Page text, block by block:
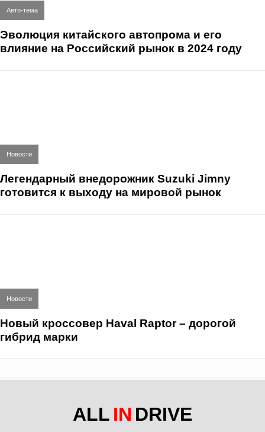
Авто-тема
Эволюция китайского автопрома и его
влияние на Российский рынок в 2024 году
Новости
Легендарный внедорожник Suzuki Jimny
готовится к выходу на мировой рынок
Новости
Новый кроссовер Haval Raptor – дорогой
гибрид марки
ALL IN DRIVE